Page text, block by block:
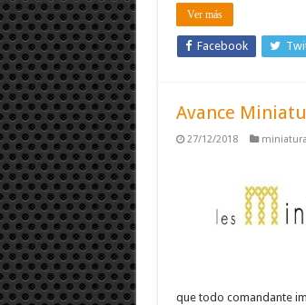
Ver más
Facebook
Avance
27/12/2018
que todo comandante